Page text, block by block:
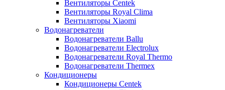
Вентиляторы Centek
Вентиляторы Royal Clima
Вентиляторы Xiaomi
Водонагреватели
Водонагреватели Ballu
Водонагреватели Electrolux
Водонагреватели Royal Thermo
Водонагреватели Thermex
Кондиционеры
Кондиционеры Centek